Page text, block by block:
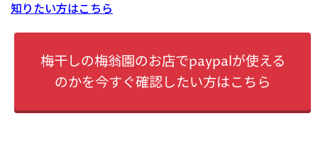
知りたい方はこちら
梅干しの梅翁園のお店でpaypalが使える
のかを今すぐ確認したい方はこちら